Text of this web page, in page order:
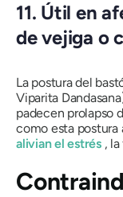
11. Útil en
de vejiga o
La postura del
Viparita
padecen prolapso
como esta postura
alivian el estrés, la